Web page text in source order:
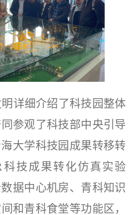
详细介绍了科技园整体
参观了科技部中央引导
大学科技园成果转移转
科技成果转化仿真实验
据中心机房、青科知识
和青科食堂等功能区，